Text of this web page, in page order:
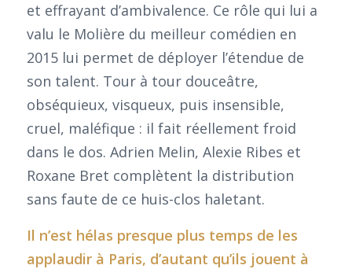
et effrayant d’ambivalence. Ce rôle qui lui a
valu le Molière du meilleur comédien en
2015 lui permet de déployer l’étendue de
son talent. Tour à tour douceâtre,
obséquieux, visqueux, puis insensible,
cruel, maléfique : il fait réellement froid
dans le dos. Adrien Melin, Alexie Ribes et
Roxane Bret complètent la distribution
sans faute de ce huis-clos haletant.
Il n’est hélas presque plus temps de les
applaudir à Paris, d’autant qu’ils jouent à